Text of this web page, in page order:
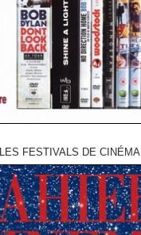
LES FESTIVALS DE CINÉMA